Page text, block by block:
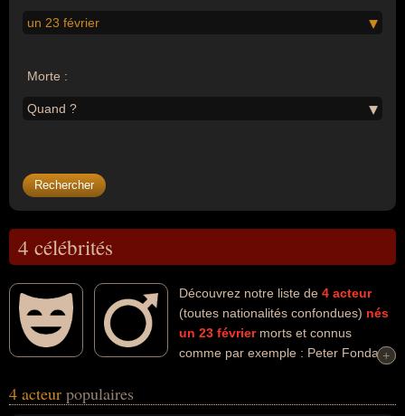
un 23 février
Morte :
Quand ?
4 célébrités
Découvrez notre liste de 4 acteur
(toutes nationalités confondues) nés
un 23 février morts et connus
comme par exemple : Peter Fonda,
sexe masculin) peuvent avoir des liens variés dans les domaines
+
+
4 acteur populaires